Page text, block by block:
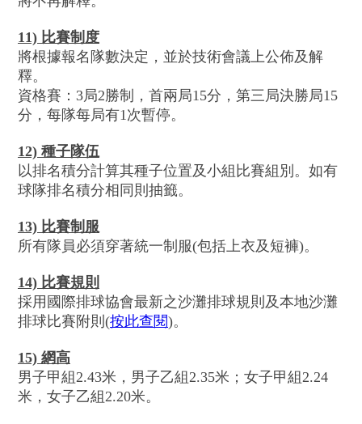
11) 比賽制度
將根據報名隊數決定，並於技術會議上公佈及解
釋。
資格賽：3局2勝制，首兩局15分，第三局決勝局15
分，每隊每局有1次暫停。
12) 種子隊伍
以排名積分計算其種子位置及小組比賽組別。如有
球隊排名積分相同則抽籤。
13) 比賽制服
所有隊員必須穿著統一制服(包括上衣及短褲)。
14) 比賽規則
採用國際排球協會最新之沙灘排球規則及本地沙灘
排球比賽附則 (按此查閱)。
15) 網高
男子甲組2.43米，男子乙組2.35米；女子甲組2.24
米，女子乙組2.20米。